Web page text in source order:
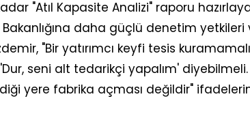
"Atıl Kapasite Analizi" raporu
daha güçlü denetim
"Bir yatırımcı keyfi tesis
seni alt tedarikçi yapalım'
yere fabrika açması değildir"